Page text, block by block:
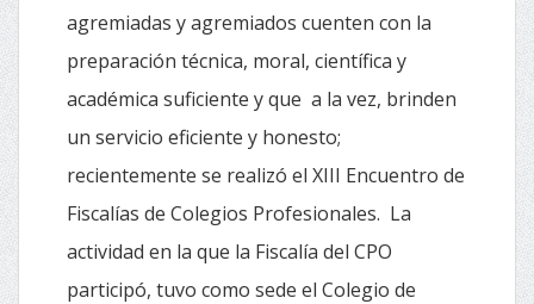
agremiadas y agremiados cuenten con la
preparación técnica, moral, científica y
académica suficiente y que a la vez, brinden
un servicio eficiente y honesto;
recientemente se realizó el XIII Encuentro de
Fiscalías de Colegios Profesionales. La
actividad en la que la Fiscalía del CPO
participó, tuvo como sede el Colegio de